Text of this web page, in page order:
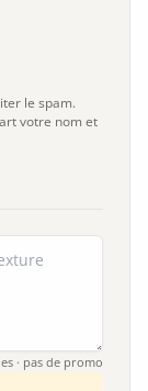
le spam.
votre nom et
· pas de promo